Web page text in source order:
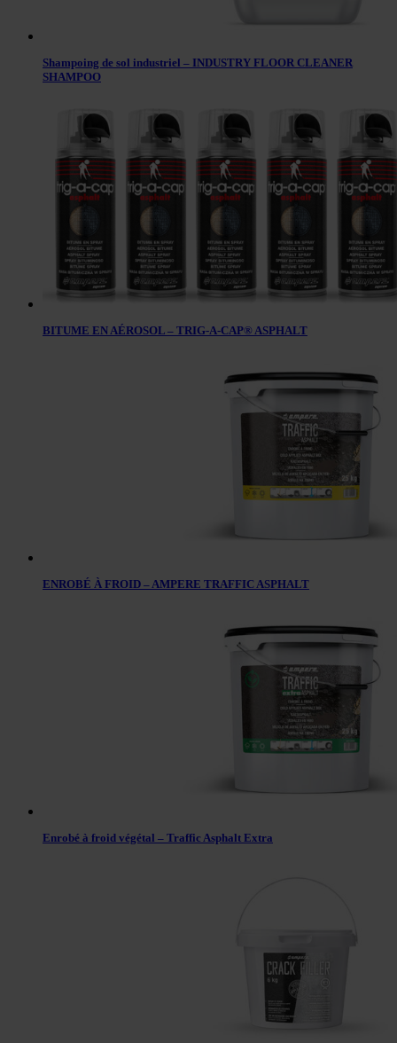
Shampoing de sol industriel – INDUSTRY FLOOR CLEANER
SHAMPOO
BITUME EN AÉROSOL – TRIG-A-CAP® ASPHALT
ENROBÉ À FROID – AMPERE TRAFFIC ASPHALT
Enrobé à froid végétal – Traffic Asphalt Extra